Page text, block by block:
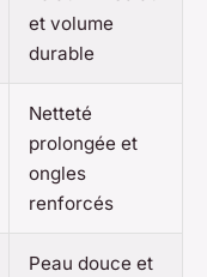
et volume
durable
Netteté
prolongée et
ongles
renforcés
Peau douce et